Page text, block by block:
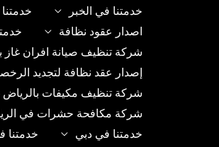
خدمتنا في الخبر
اصدار عقود نظافة
شركة تنظيف صيانة افران غاز
إصدار عقد نظافة لتجديد
شركة تنظيف مكيفات
شركة مكافحة حشرات في
خدمتنا في دبي